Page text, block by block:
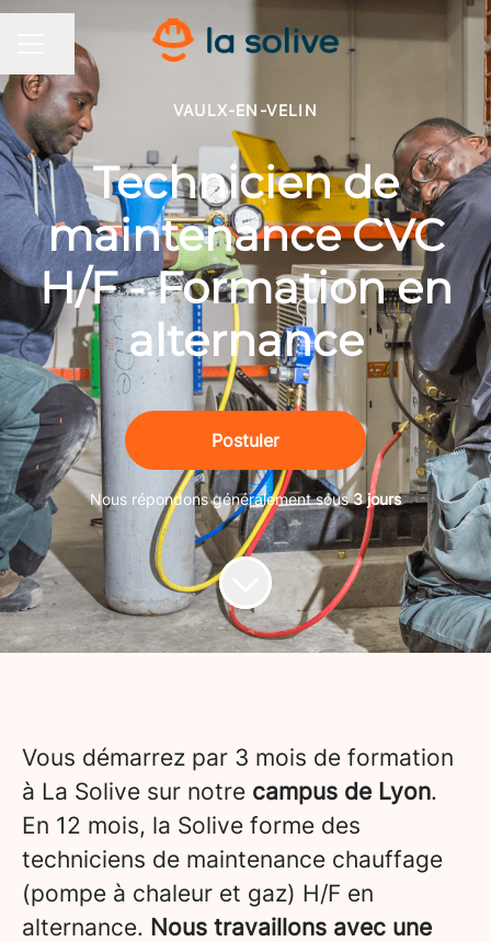
MENU CARRIÈRE
Partager la page
VAULX-EN-VELIN
Technicien de
maintenance CVC
H/F - Formation en
alternance
Postuler
Nous répondons généralement sous3 jours
Vous démarrez par 3 mois de formation
à La Solive sur notre campus de Lyon.
En 12 mois, la Solive forme des
techniciens de maintenance chauffage
(pompe à chaleur et gaz) H/F en
alternance. Nous travaillons avec une